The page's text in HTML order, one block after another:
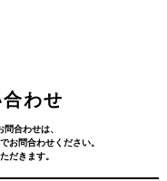
わせ
合わせは、
お問合わせください。
だきます。